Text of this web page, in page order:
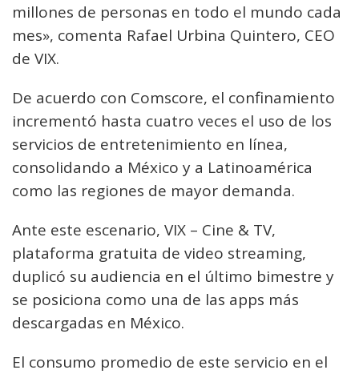
millones de personas en todo el mundo cada
mes», comenta Rafael Urbina Quintero, CEO
de VIX.
De acuerdo con Comscore, el confinamiento
incrementó hasta cuatro veces el uso de los
servicios de entretenimiento en línea,
consolidando a México y a Latinoamérica
como las regiones de mayor demanda.
Ante este escenario, VIX – Cine & TV,
plataforma gratuita de video streaming,
duplicó su audiencia en el último bimestre y
se posiciona como una de las apps más
descargadas en México.
El consumo promedio de este servicio en el